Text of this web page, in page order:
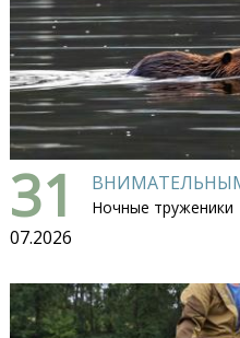
31
07.2026
Ночные труженики